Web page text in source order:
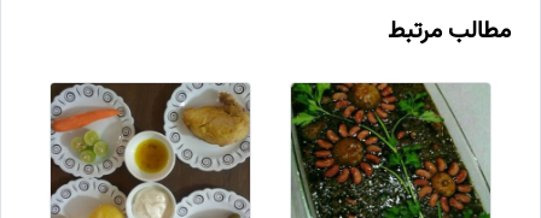
مطالب مرتبط